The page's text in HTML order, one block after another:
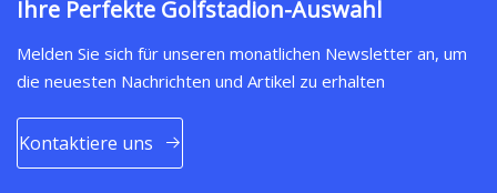
Ihre Perfekte Golfstadion-Auswahl
Melden Sie sich für unseren monatlichen Newsletter an, um
die neuesten Nachrichten und Artikel zu erhalten
Kontaktiere uns